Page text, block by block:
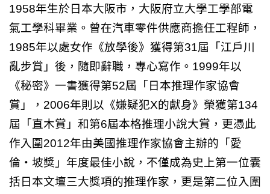
1958年生於日本大阪市，大阪府立大學工學部電
氣工學科畢業。曾在汽車零件供應商擔任工程師，
1985年以處女作《放學後》獲得第31屆「江戶川
亂步賞」後，隨即辭職，專心寫作。 1999年以
《秘密》一書獲得第52屆「日本推理作家協會
賞」， 2006年則以《嫌疑犯X的獻身》榮獲第134
屆「直木賞」和第6屆本格推理小說大賞，更憑此
作入圍2012年由美國推理作家協會主辦的「愛
倫‧坡獎」年度最佳小說，不僅成為史上第一位囊
括日本文壇三大獎項的推理作家，更是第二位入圍